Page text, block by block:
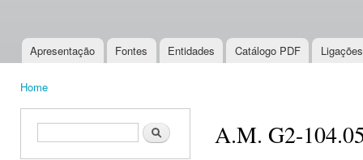
Main menu
Apresentação Fontes Entidades Catálogo PDF
Home
Search form Search A.M. G2-